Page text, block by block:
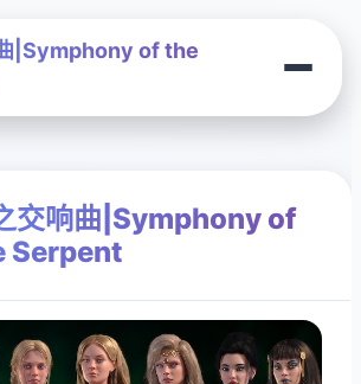
|Symphony of the
交响曲|Symphony of
Serpent